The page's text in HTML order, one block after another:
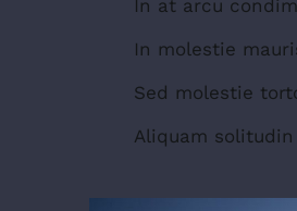
In at arcu
In molestie
Sed molestie
Aliquam